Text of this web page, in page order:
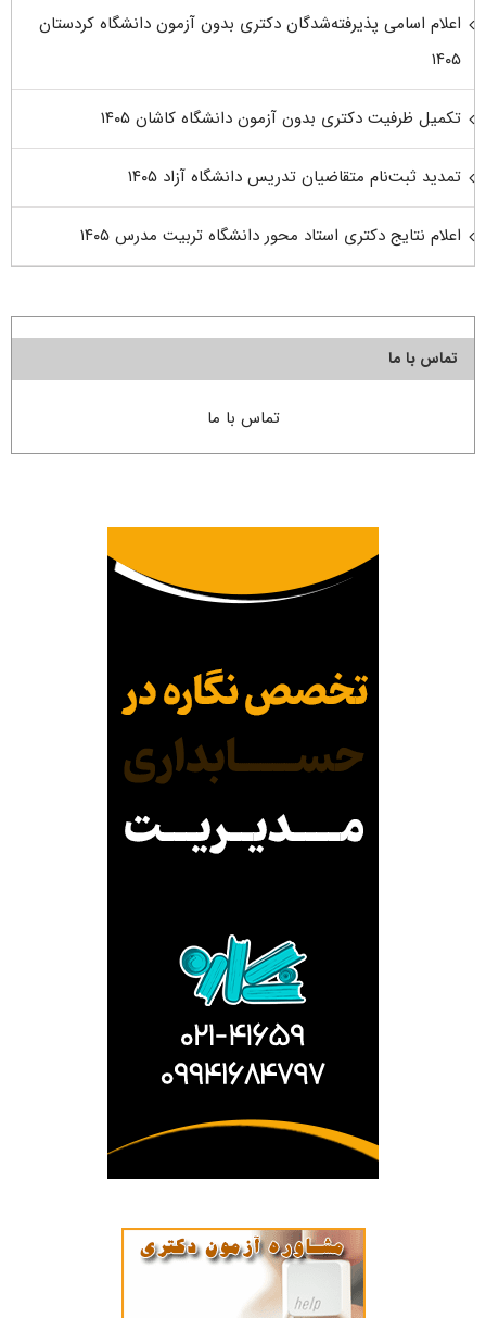
اعلام اسامی پذیرفته‌شدگان دکتری بدون آزمون دانشگاه کردستان
۱۴۰۵
تکمیل ظرفیت دکتری بدون آزمون دانشگاه کاشان ۱۴۰۵
تمدید ثبت‌نام متقاضیان تدریس دانشگاه آزاد ۱۴۰۵
اعلام نتایج دکتری استاد محور دانشگاه تربیت مدرس ۱۴۰۵
تماس با ما
تماس با ما